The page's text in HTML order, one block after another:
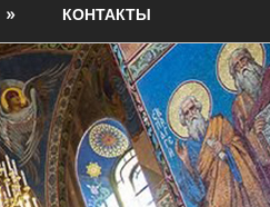
КОНТАКТЫ